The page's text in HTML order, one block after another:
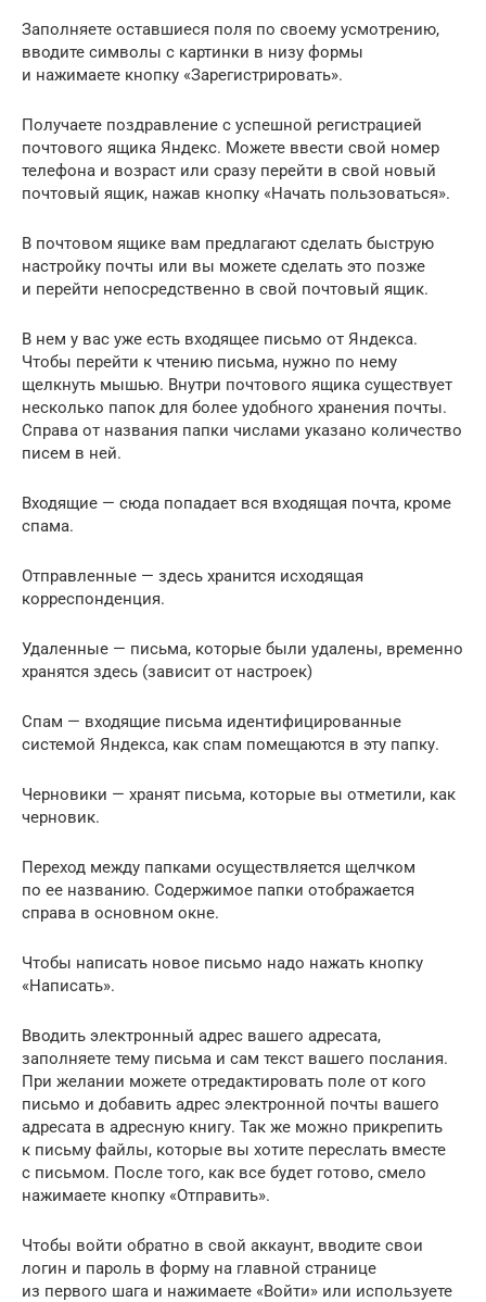
Заполняете оставшиеся поля по своему усмотрению,
вводите символы с картинки в низу формы
и нажимаете кнопку «Зарегистрировать».
Получаете поздравление с успешной регистрацией
почтового ящика Яндекс. Можете ввести свой номер
телефона и возраст или сразу перейти в свой новый
почтовый ящик, нажав кнопку «Начать пользоваться».
В почтовом ящике вам предлагают сделать быструю
настройку почты или вы можете сделать это позже
и перейти непосредственно в свой почтовый ящик.
В нем у вас уже есть входящее письмо от Яндекса.
Чтобы перейти к чтению письма, нужно по нему
щелкнуть мышью. Внутри почтового ящика существует
несколько папок для более удобного хранения почты.
Справа от названия папки числами указано количество
писем в ней.
Входящие — сюда попадает вся входящая почта, кроме
спама.
Отправленные — здесь хранится исходящая
корреспонденция.
Удаленные — письма, которые были удалены, временно
хранятся здесь (зависит от настроек)
Спам — входящие письма идентифицированные
системой Яндекса, как спам помещаются в эту папку.
Черновики — хранят письма, которые вы отметили, как
черновик.
Переход между папками осуществляется щелчком
по ее названию. Содержимое папки отображается
справа в основном окне.
Чтобы написать новое письмо надо нажать кнопку
«Написать».
Вводить электронный адрес вашего адресата,
заполняете тему письма и сам текст вашего послания.
При желании можете отредактировать поле от кого
письмо и добавить адрес электронной почты вашего
адресата в адресную книгу. Так же можно прикрепить
к письму файлы, которые вы хотите переслать вместе
с письмом. После того, как все будет готово, смело
нажимаете кнопку «Отправить».
Чтобы войти обратно в свой аккаунт, вводите свои
логин и пароль в форму на главной странице
из первого шага и нажимаете «Войти» или используете